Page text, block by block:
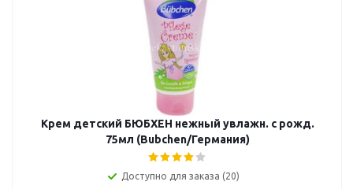
Крем детский БЮБХЕН нежный увлажн. с рожд.
75мл (Bubchen/Германия)
Доступно для заказа (20)